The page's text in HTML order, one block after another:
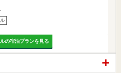
の宿泊プランを見る